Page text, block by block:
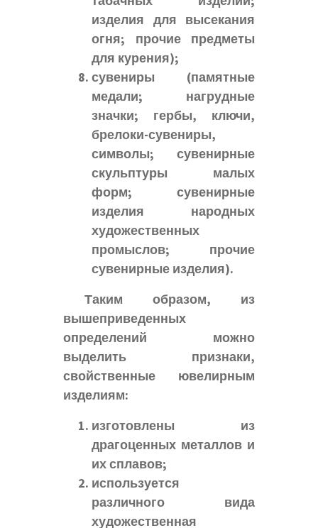
изделия для высекания
огня; прочие предметы
для курения);
сувениры (памятные
медали; нагрудные
значки; гербы, ключи,
брелоки-сувениры,
символы; сувенирные
скульптуры малых
форм; сувенирные
изделия народных
художественных
промыслов; прочие
сувенирные изделия).
Таким образом, из
вышеприведенных
определений можно
выделить признаки,
свойственные ювелирным
изделиям:
изготовлены из
драгоценных металлов и
их сплавов;
используется
различного вида
художественная